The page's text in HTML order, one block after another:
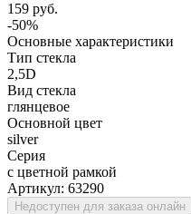
159 руб.
-50%
Основные характеристики
Тип стекла
2,5D
Вид стекла
глянцевое
Основной цвет
silver
Серия
с цветной рамкой
Артикул: 63290
Недоступен для заказа онлайн